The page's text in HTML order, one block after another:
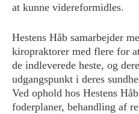
at kunne videreformidles.
Hestens Håb samarbejder
kiropraktorer med flere for
de indleverede heste, og
udgangspunkt i deres
Ved ophold hos Hestens
foderplaner, behandling af